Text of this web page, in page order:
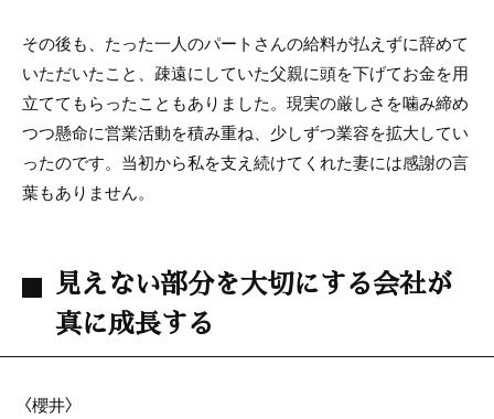
その後も、たった一人のパートさんの給料が払えずに辞めて
いただいたこと、疎遠にしていた父親に頭を下げてお金を用
立ててもらったこともありました。現実の厳しさを噛み締め
つつ懸命に営業活動を積み重ね、少しずつ業容を拡大してい
ったのです。当初から私を支え続けてくれた妻には感謝の言
葉もありません。
見えない部分を大切にする会社が
真に成長する
〈櫻井〉